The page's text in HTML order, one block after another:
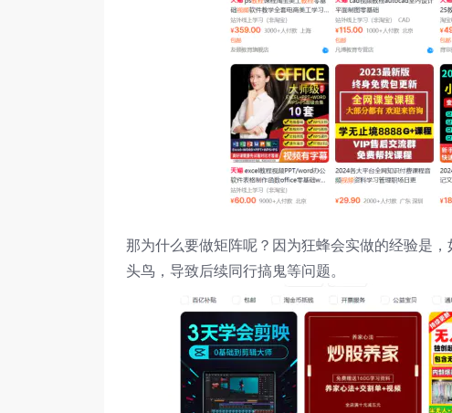
那为什么要做矩阵呢？因为狂蜂会实做的经验是
头鸟，导致后续同行搞鬼等问题。